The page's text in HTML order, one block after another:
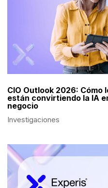
CIO Outlook 2026:
están convirtiendo la IA
negocio
Investigaciones